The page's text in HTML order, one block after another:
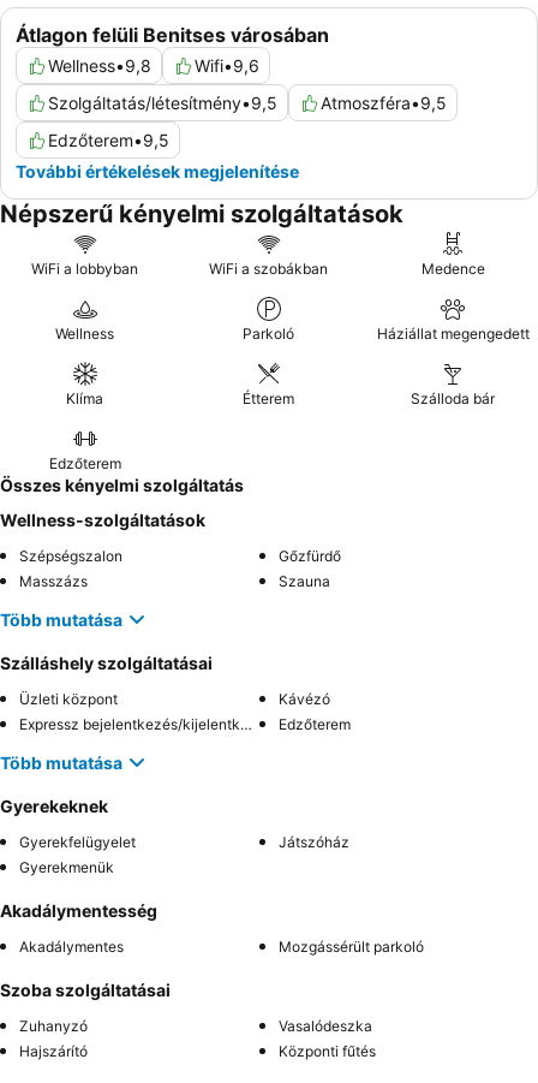
Átlagon felüli Benitses városában
Wellness•9,8 Wifi•9,6
Szolgáltatás/létesítmény•9,5 Atmoszféra•9,5
Edzőterem•9,5
További értékelések megjelenítése
Népszerű kényelmi szolgáltatások
WiFi a lobbyban WiFi a szobákban Medence
Wellness Parkoló Háziállat megengedett
Klíma Étterem Szálloda bár
Edzőterem
Összes kényelmi szolgáltatás
Wellness-szolgáltatások
Szépségszalon
Gőzfürdő
Masszázs
Szauna
Több mutatása
Szálláshely szolgáltatásai
Üzleti központ
Kávézó
Expressz bejelentkezés/kijelentkezés
Edzőterem
Több mutatása
Gyerekeknek
Gyerekfelügyelet
Játszóház
Gyerekmenük
Akadálymentesség
Akadálymentes Mozgássérült parkoló
Szoba szolgáltatásai
Zuhanyzó
Vasalódeszka
Hajszárító
Központi fűtés